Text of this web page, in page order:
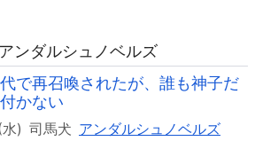
ンダルシュノベルズ
で再召喚されたが、誰も神子だ
かない
) 司馬犬 アンダルシュノベルズ